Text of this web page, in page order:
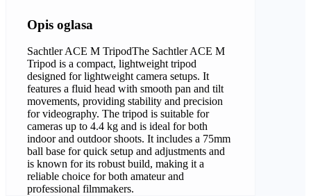
Opis oglasa
Sachtler ACE M TripodThe Sachtler ACE M
Tripod is a compact, lightweight tripod
designed for lightweight camera setups. It
features a fluid head with smooth pan and tilt
movements, providing stability and precision
for videography. The tripod is suitable for
cameras up to 4.4 kg and is ideal for both
indoor and outdoor shoots. It includes a 75mm
ball base for quick setup and adjustments and
is known for its robust build, making it a
reliable choice for both amateur and
professional filmmakers.